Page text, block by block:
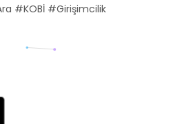
#KOBİ #Girişimcilik